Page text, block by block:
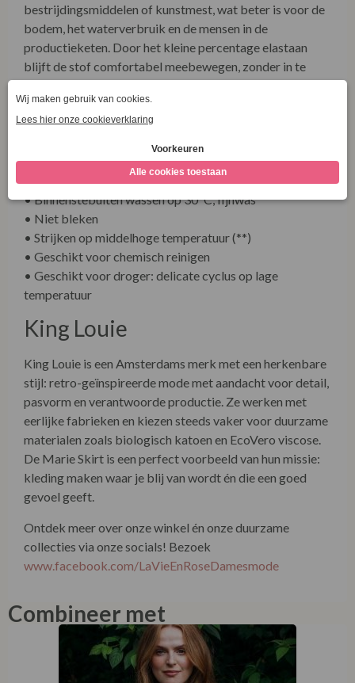
bestrijdingsmiddelen of kunstmest, wat beter is voor de
bodem, het waterverbruik en de mensen in de
productieketen. Door het kleine percentage elastaan
blijft de stof comfortabel meebewegen, zonder in te
leveren op vormvastheid. Zo kies je voor een duurzame
basis die lang mooi blijft.
Product Care Marie Skirt Onyx
Denim Deep Blue
• Binnenstebuiten wassen op 30°C, fijnwas
• Niet bleken
• Strijken op middelhoge temperatuur (**)
• Geschikt voor chemisch reinigen
• Geschikt voor droger: delicate cyclus op lage
temperatuur
King Louie
King Louie is een Amsterdams merk met een herkenbare
stijl: retro-geïnspireerde mode met aandacht voor detail,
pasvorm en verantwoorde productie. Ze werken met
eerlijke fabrieken en kiezen steeds vaker voor duurzame
materialen zoals biologisch katoen en EcoVero viscose.
De Marie Skirt is een perfect voorbeeld van hun missie:
kleding maken waar je blij van wordt én die een goed
gevoel geeft.
Ontdek meer over onze winkel én onze duurzame
collecties via onze socials! Bezoek
www.facebook.com/LaVieEnRoseDamesmode
Combineer met